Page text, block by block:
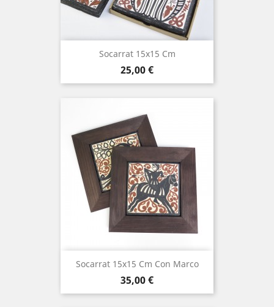
Socarrat 15x15 Cm
Precio
25,00 €
Socarrat 15x15 Cm Con Marco
Precio
35,00 €